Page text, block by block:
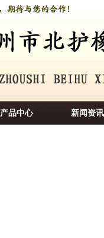
产品中心 新闻资讯